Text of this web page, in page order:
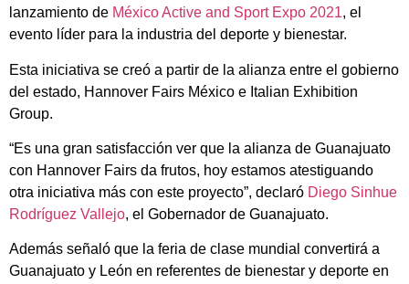
lanzamiento de México Active and Sport Expo 2021, el
evento líder para la industria del deporte y bienestar.
Esta iniciativa se creó a partir de la alianza entre el gobierno
del estado, Hannover Fairs México e Italian Exhibition
Group.
“Es una gran satisfacción ver que la alianza de Guanajuato
con Hannover Fairs da frutos, hoy estamos atestiguando
otra iniciativa más con este proyecto”, declaró Diego Sinhue
Rodríguez Vallejo, el Gobernador de Guanajuato.
Además señaló que la feria de clase mundial convertirá a
Guanajuato y León en referentes de bienestar y deporte en